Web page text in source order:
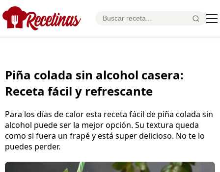
Piña colada sin alcohol casera:
Receta fácil y refrescante
Para los días de calor esta receta fácil de piña colada sin
alcohol puede ser la mejor opción. Su textura queda
como si fuera un frapé y está super delicioso. No te lo
puedes perder.